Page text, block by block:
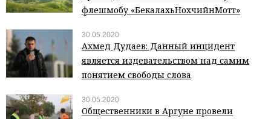
флешмобу «БекалахьНохчийнМотт»
30.05.2020
Ахмед Дудаев: Данный инцидент
является издевательством над самим
понятием свободы слова
30.05.2020
Общественники в Аргуне провели